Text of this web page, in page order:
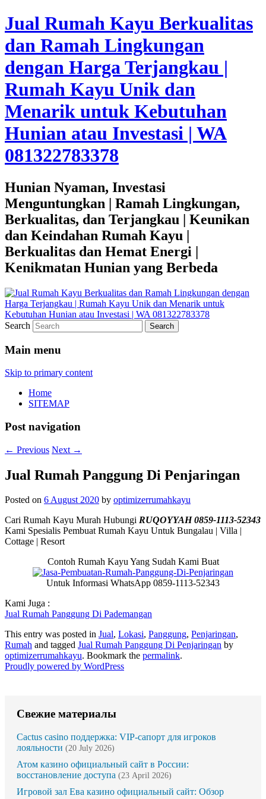
Jual Rumah Kayu Berkualitas
dan Ramah Lingkungan
dengan Harga Terjangkau |
Rumah Kayu Unik dan
Menarik untuk Kebutuhan
Hunian atau Investasi | WA
081322783378
Hunian Nyaman, Investasi
Menguntungkan | Ramah Lingkungan,
Berkualitas, dan Terjangkau | Keunikan
dan Keindahan Rumah Kayu |
Berkualitas dan Hemat Energi |
Kenikmatan Hunian yang Berbeda
Search
Main menu
Skip to primary content
Home
SITEMAP
Post navigation
← Previous Next →
Jual Rumah Panggung Di Penjaringan
Posted on 6 August 2020 by optimizerrumahkayu
Cari Rumah Kayu Murah Hubungi RUQOYYAH 0859-1113-52343
Kami Spesialis Pembuat Rumah Kayu Untuk Bungalau | Villa |
Cottage | Resort
Contoh Rumah Kayu Yang Sudah Kami Buat
Untuk Informasi WhatsApp 0859-1113-52343
Kami Juga :
Jual Rumah Panggung Di Pademangan
This entry was posted in Jual, Lokasi, Panggung, Penjaringan,
Rumah and tagged Jual Rumah Panggung Di Penjaringan by
optimizerrumahkayu. Bookmark the permalink.
Proudly powered by WordPress
Свежие материалы
Cactus casino поддержка: VIP-сапорт для игроков
лояльности (20 July 2026)
Атом казино официальный сайт в России:
восстановление доступа (23 April 2026)
Игровой зал Ева казино официальный сайт: Обзор